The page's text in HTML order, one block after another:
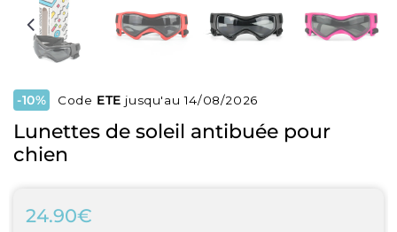
-10% Code ETE jusqu'au 14/08/2026
Lunettes de soleil antibuée pour
chien
24.90€